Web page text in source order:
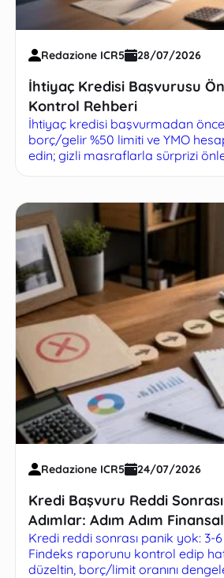
Redazione ICR5 28/07/2026
İhtiyaç Kredisi Başvurusu
Kontrol Rehberi
İhtiyaç kredisi başvurmadan
borç/gelir %50 limiti ve YMO
edin; gizli masraflarla sürprizi
Redazione ICR5 24/07/2026
Kredi Başvuru Reddi
Adımlar: Adım Adım
Kredi reddi sonrası panik yok: 3-
Findeks raporunu kontrol edip
düzeltin, borç/limit oranını